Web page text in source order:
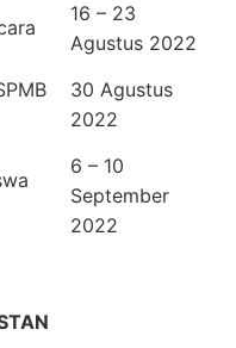
16 – 23
Agustus 2022
30 Agustus
2022
6 – 10
September
2022